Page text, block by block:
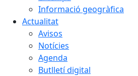
Informació geogràfica
Actualitat
Avisos
Notícies
Agenda
Butlletí digital